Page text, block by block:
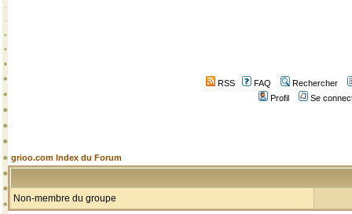
RSS FAQ
Rechercher
Profil
Se
grioo.com Index du Forum
Non-membre du groupe